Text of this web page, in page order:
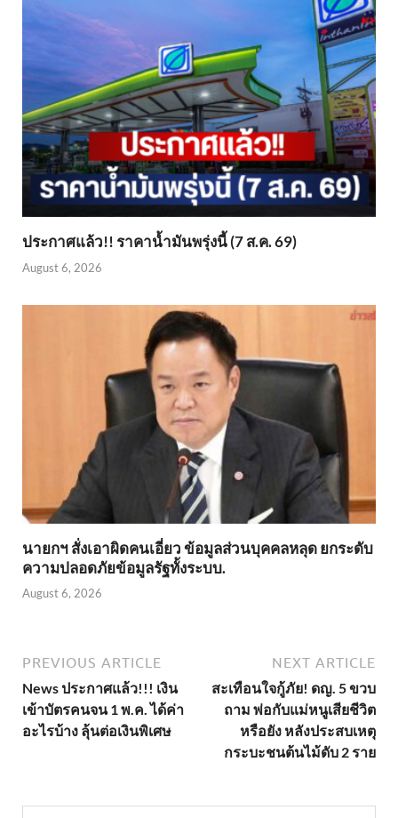
ประกาศแล้ว!! ราคาน้ำมันพรุ่งนี้ (7 ส.ค. 69)
August 6, 2026
นายกฯ สั่งเอาผิดคนเอี่ยว ข้อมูลส่วนบุคคลหลุด ยกระดับ
ความปลอดภัยข้อมูลรัฐทั้งระบบ.
August 6, 2026
PREVIOUS ARTICLE
News ประกาศแล้ว!!! เงิน
เข้าบัตรคนจน 1 พ.ค. ได้ค่า
อะไรบ้าง ลุ้นต่อเงินพิเศษ
NEXT ARTICLE
สะเทือนใจกู้ภัย! ดญ. 5 ขวบ
ถาม พ่อกับแม่หนูเสียชีวิต
หรือยัง หลังประสบเหตุ
กระบะชนต้นไม้ดับ 2 ราย